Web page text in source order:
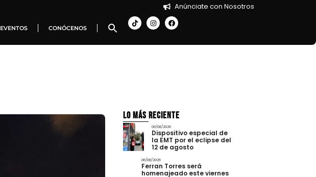
Anúnciate con Nosotros
EVENTOS CONÓCENOS
Lo más Reciente
06/08/2026
Dispositivo especial de
la EMT por el eclipse del
12 de agosto
06/08/2026
Ferran Torres será
homenajeado este viernes